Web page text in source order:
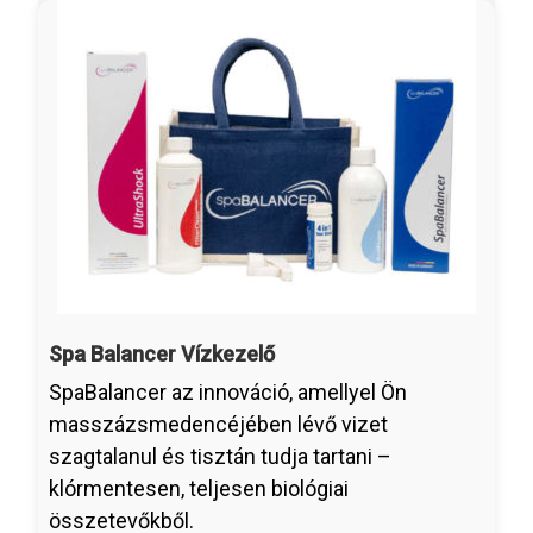
Spa Balancer Vízkezelő
SpaBalancer az innováció, amellyel Ön
masszázsmedencéjében lévő vizet
szagtalanul és tisztán tudja tartani –
klórmentesen, teljesen biológiai
összetevőkből.